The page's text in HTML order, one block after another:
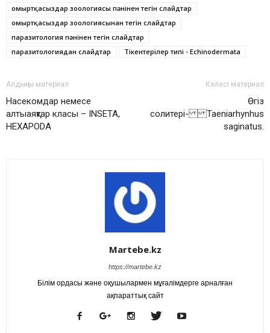
омыртқасыздар зоологиясы пәнінен тегін слайдтар
омыртқасыздар зоологиясынан тегін слайдтар
паразитология пәнінен тегін слайдтар
паразитологиядан слайдтар
Тікентерілер типі - Echinodermata
Алдыңғы материал
Насекомдар немесе
алтыаяқтар класы – INSETA,
HEXAPODA
Келесі материал
Өгіз
солитері- Taeniarhynhus
saginatus.
Martebe.kz
https://martebe.kz
Білім ордасы және оқушылармен мұғалімдерге арналған
ақпараттық сайт